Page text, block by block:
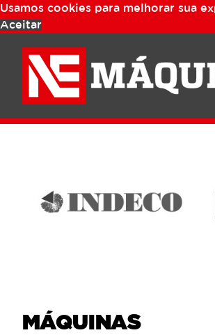
Usamos cookies para melhorar sua
Aceitar
MÁQUINAS